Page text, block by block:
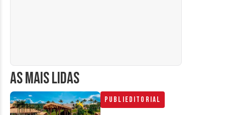
AS MAIS LIDAS
Publieditorial